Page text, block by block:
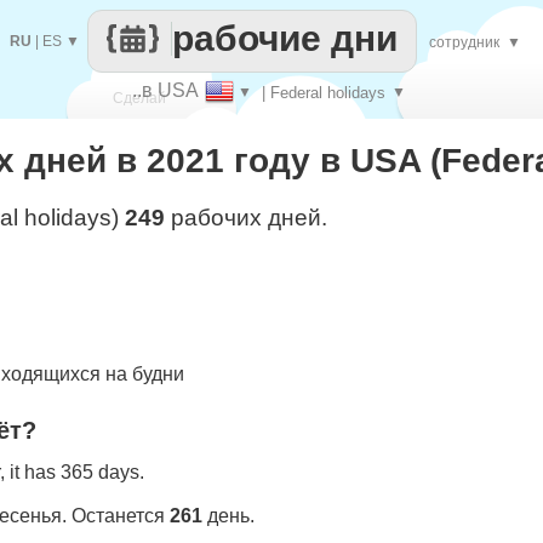
Сделай
каждый
..в USA ▼ | Federal holidays ▼
рабочие дни
RU ES ▼ сотрудник ▼
дней в 2021 году в USA
holidays) 249 рабочих дней.
на будни
it has 365 days.
Останется 261 день.